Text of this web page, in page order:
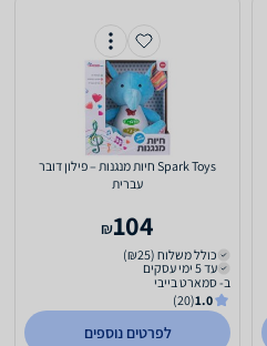
Spark Toys חיות מנגנות – פילון דובר
עברית
104
₪
כולל משלוח (₪25)
עד 5 ימי עסקים
ב- סמארט בייבי
1.0
(20)
לפרטים נוספים